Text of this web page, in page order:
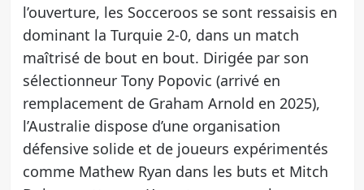
l’ouverture, les Socceroos se sont ressaisis en
dominant la Turquie 2-0, dans un match
maîtrisé de bout en bout. Dirigée par son
sélectionneur Tony Popovic (arrivé en
remplacement de Graham Arnold en 2025),
l’Australie dispose d’une organisation
défensive solide et de joueurs expérimentés
comme Mathew Ryan dans les buts et Mitch